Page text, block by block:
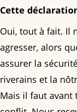
Cette
Oui, tout à fait. Il
agresser, alors
assurer la
riverains et la
Mais il faut avant